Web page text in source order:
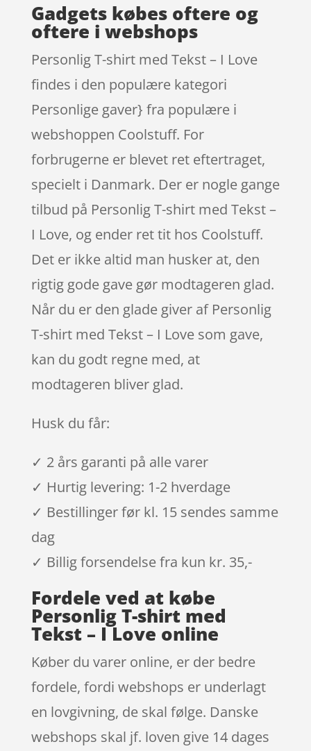
Gadgets købes oftere og
oftere i webshops
Personlig T-shirt med Tekst – I Love
findes i den populære kategori
Personlige gaver} fra populære i
webshoppen Coolstuff. For
forbrugerne er blevet ret eftertraget,
specielt i Danmark. Der er nogle gange
tilbud på Personlig T-shirt med Tekst –
I Love, og ender ret tit hos Coolstuff.
Det er ikke altid man husker at, den
rigtig gode gave gør modtageren glad.
Når du er den glade giver af Personlig
T-shirt med Tekst – I Love som gave,
kan du godt regne med, at
modtageren bliver glad.
Husk du får:
✓ 2 års garanti på alle varer
✓ Hurtig levering: 1-2 hverdage
✓ Bestillinger før kl. 15 sendes samme
dag
✓ Billig forsendelse fra kun kr. 35,-
Fordele ved at købe
Personlig T-shirt med
Tekst – I Love online
Køber du varer online, er der bedre
fordele, fordi webshops er underlagt
en lovgivning, de skal følge. Danske
webshops skal jf. loven give 14 dages